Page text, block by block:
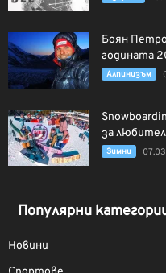
Боян
годината
Алпинизъм
за
Зимни
Популярни
Новини